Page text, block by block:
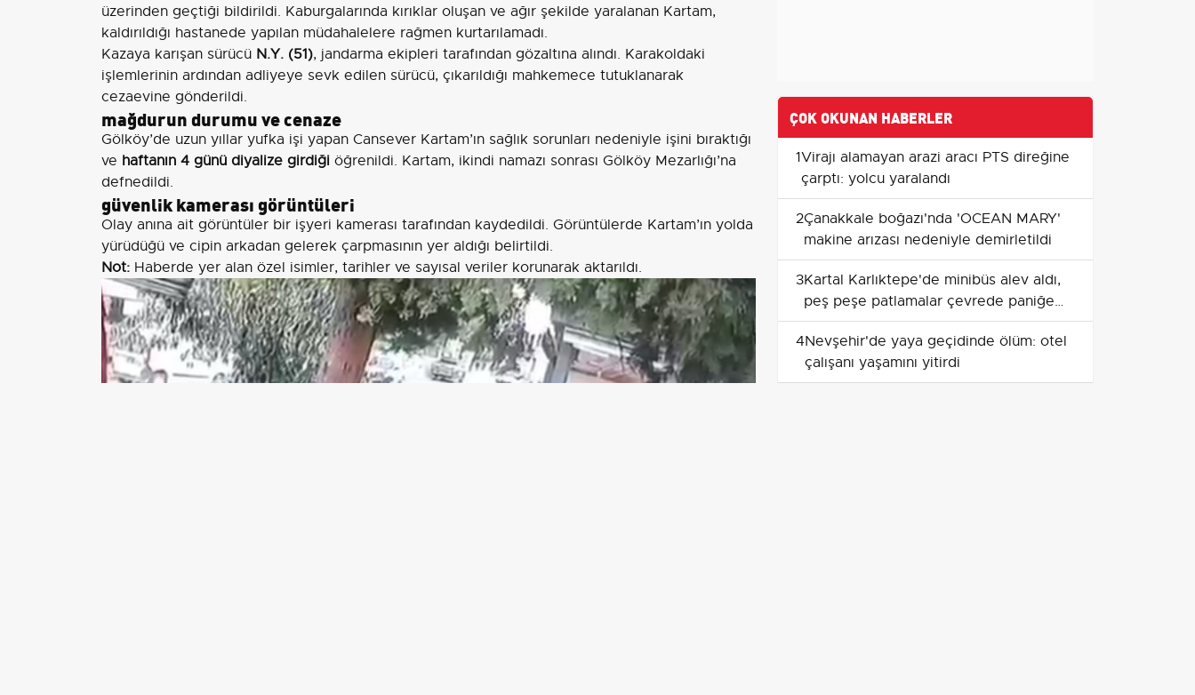
üzerinden geçtiği bildirildi. Kaburgalarında kırıklar oluşan ve ağır şekilde yaralanan Kartam,
kaldırıldığı hastanede yapılan müdahalelere rağmen kurtarılamadı.
Kazaya karışan sürücü N.Y. (51), jandarma ekipleri tarafından gözaltına alındı. Karakoldaki
işlemlerinin ardından adliyeye sevk edilen sürücü, çıkarıldığı mahkemece tutuklanarak
cezaevine gönderildi.
mağdurun durumu ve cenaze
Gölköy’de uzun yıllar yufka işi yapan Cansever Kartam’ın sağlık sorunları nedeniyle işini bıraktığı
ve haftanın 4 günü diyalize girdiği öğrenildi. Kartam, ikindi namazı sonrası Gölköy Mezarlığı’na
defnedildi.
güvenlik kamerası görüntüleri
Olay anına ait görüntüler bir işyeri kamerası tarafından kaydedildi. Görüntülerde Kartam’ın yolda
yürüdüğü ve cipin arkadan gelerek çarpmasının yer aldığı belirtildi.
Not: Haberde yer alan özel isimler, tarihler ve sayısal veriler korunarak aktarıldı.
ÇOK OKUNAN HABERLER
1Virajı alamayan arazi aracı PTS direğine
çarptı: yolcu yaralandı
2Çanakkale boğazı'nda 'OCEAN MARY'
makine arızası nedeniyle demirletildi
3Kartal Karlıktepe'de minibüs alev aldı,
peş peşe patlamalar çevrede paniğe
yol açtı
4Nevşehir'de yaya geçidinde ölüm: otel
çalışanı yaşamını yitirdi